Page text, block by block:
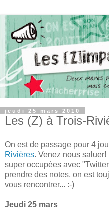
jeudi 25 mars 2010
Les (Z) à Trois-
On est de passage pour 4
Rivières. Venez nous
super occupées avec
prendre des notes, on est
vous rencontrer... :-)
Jeudi 25 mars